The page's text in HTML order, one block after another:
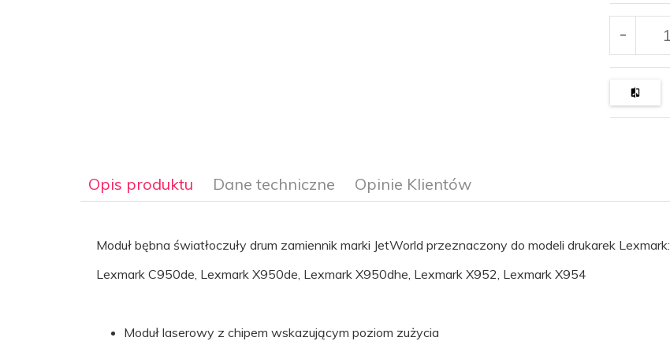
Opis produktu Dane techniczne Opinie Klientów
Moduł bębna światłoczuły drum zamiennik marki JetWorld przeznaczony do modeli drukarek Lexmark:
Lexmark C950de, Lexmark X950de, Lexmark X950dhe, Lexmark X952, Lexmark X954
Moduł laserowy z chipem wskazującym poziom zużycia